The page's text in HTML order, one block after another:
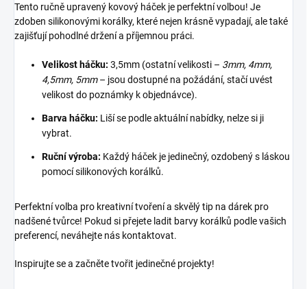
Tento ručně upravený kovový háček je perfektní volbou! Je
zdoben silikonovými korálky, které nejen krásně vypadají, ale také
zajišťují pohodlné držení a příjemnou práci.
Velikost háčku: 3,5mm (ostatní velikosti – 3mm, 4mm,
4,5mm, 5mm– jsou dostupné na požádání, stačí uvést
velikost do poznámky k objednávce).
Barva háčku: Liší se podle aktuální nabídky, nelze si ji
vybrat.
Ruční výroba: Každý háček je jedinečný, ozdobený s láskou
pomocí silikonových korálků.
Perfektní volba pro kreativní tvoření a skvělý tip na dárek pro
nadšené tvůrce! Pokud si přejete ladit barvy korálků podle vašich
preferencí, neváhejte nás kontaktovat.
Inspirujte se a začněte tvořit jedinečné projekty!